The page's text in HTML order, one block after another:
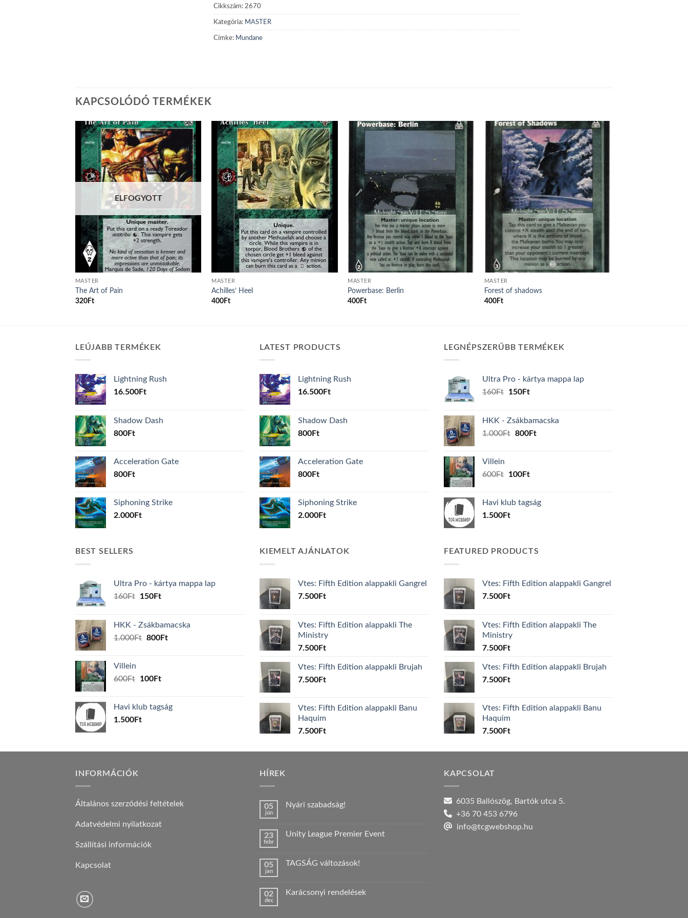
Cikkszám: 2670
Kategória: MASTER
Címke: Mundane
KAPCSOLÓDÓ TERMÉKEK
Add to
wishlist
ELFOGYOTT
MASTER
The Art of Pain
320Ft
Add to
wishlist
MASTER
Achilles’ Heel
400 Ft
Add to
wishlist
MASTER
Powerbase: Berlin
400 Ft
Add to
wishlist
MASTER
Forest of shadows
400Ft
LEÚJABB TERMÉKEK
Lightning Rush
16.500Ft
Shadow Dash
800Ft
Acceleration Gate
800Ft
Siphoning Strike
2.000Ft
LATEST PRODUCTS
Lightning Rush
16.500Ft
Shadow Dash
800Ft
Acceleration Gate
800Ft
Siphoning Strike
2.000Ft
LEGNÉPSZERŰBB TERMÉKEK
Ultra Pro - kártya mappa lap
160Ft
Original
160Ft.
150FtCurrent
150Ft.
HKK - Zsákbamacska
1.000Ft Original
800FtCurrent
Villein
600Ft
Original
600Ft.
100FtCurrent
100Ft.
Havi klub tagság
1.500Ft
BEST SELLERS
Ultra Pro - kártya mappa lap
160Ft
Original
160Ft.
150FtCurrent
150Ft.
HKK - Zsákbamacska
1.000Ft Original
800FtCurrent
Villein
600Ft
Original
600Ft.
100FtCurrent
100Ft.
Havi klub tagság
1.500Ft
KIEMELT AJÁNLATOK
Vtes: Fifth Edition alappakli Gangrel
7.500Ft
Vtes: Fifth Edition alappakli The
Ministry
7.500Ft
Vtes: Fifth Edition alappakli Brujah
7.500Ft
Vtes: Fifth Edition alappakli Banu
Haquim
7.500Ft
FEATURED PRODUCTS
Vtes: Fifth Edition alappakli Gangrel
7.500Ft
Vtes: Fifth Edition alappakli The
Ministry
7.500Ft
Vtes: Fifth Edition alappakli Brujah
7.500Ft
Vtes: Fifth Edition alappakli Banu
Haquim
7.500Ft
INFORMÁCIÓK
Általános szerződési feltételek
Adatvédelmi nyilatkozat
Szállítási információk
Kapcsolat
HÍREK
05
jún
Nyári szabadság!
Nyári
23
febr
Unity League Premier Event
Unity
bejegyzéshez
05
jan
TAGSÁG változások!
TAGSÁG
02
dec
Karácsonyi rendelések
KAPCSOLAT
6035 Ballószög, Bartók utca 5.
+36 70 453 6796
info@tcgwebshop.hu